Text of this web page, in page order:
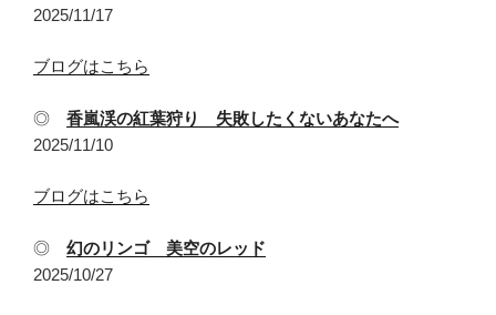
2025/11/17
ブログはこちら
◎ 香嵐渓の紅葉狩り 失敗したくないあなたへ
2025/11/10
ブログはこちら
◎ 幻のリンゴ 美空のレッド
2025/10/27